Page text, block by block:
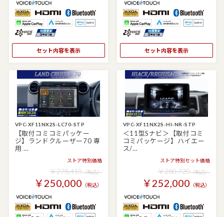
セット内容を表示 セット内容を表示
VPC-XF11NX2S-LC70-STP
【取付コミコミパッケー
ジ】ランドクルーザー70 専
用 …
ストア特別価格
￥278,410（税込）
￥250,000 （税込）
VPC-XF11NX2S-HI-NR-STP
＜11型Sナビ＞【取付コミ
コミパッケージ】ハイエー
ス/…
ストア特別セット価格
￥280,720（税込）
￥252,000 （税込）